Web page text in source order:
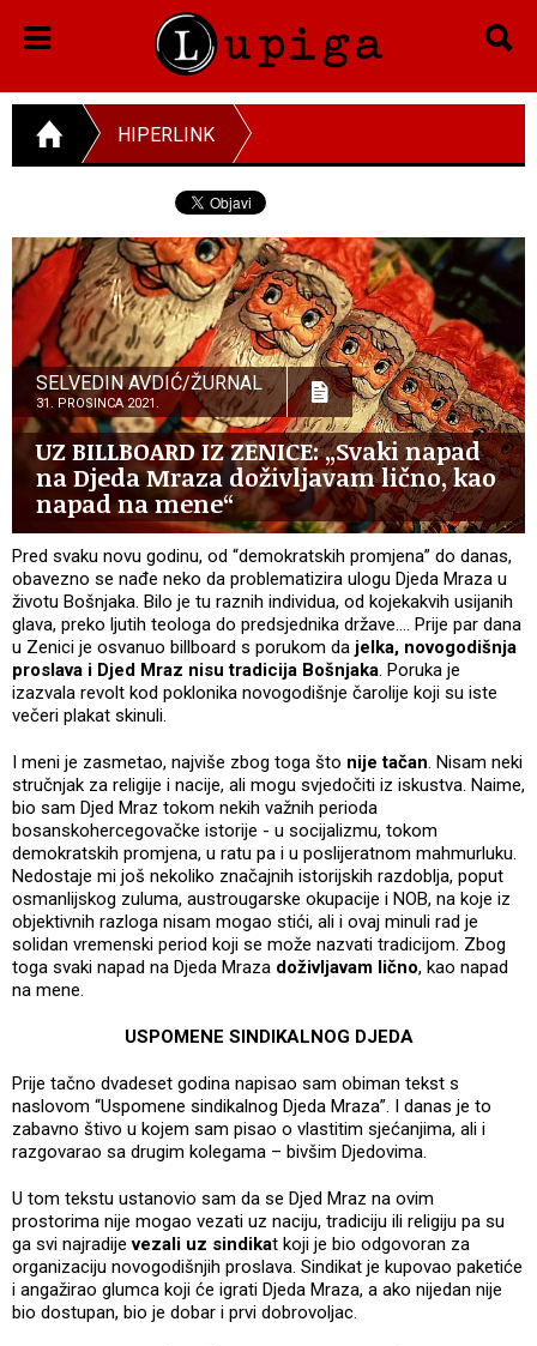
HIPERLINK
SELVEDIN AVDIĆ/ŽURNAL
31. PROSINCA 2021.
UZ BILLBOARD IZ ZENICE: „Svaki napad
na Djeda Mraza doživljavam lično, kao
napad na mene“
Pred svaku novu godinu, od “demokratskih promjena” do danas,
obavezno se nađe neko da problematizira ulogu Djeda Mraza u
životu Bošnjaka. Bilo je tu raznih individua, od kojekakvih usijanih
glava, preko ljutih teologa do predsjednika države.... Prije par dana
u Zenici je osvanuo billboard s porukom da jelka, novogodišnja
proslava i Djed Mraz nisu tradicija Bošnjaka. Poruka je
izazvala revolt kod poklonika novogodišnje čarolije koji su iste
večeri plakat skinuli.
I meni je zasmetao, najviše zbog toga što nije tačan. Nisam neki
stručnjak za religije i nacije, ali mogu svjedočiti iz iskustva. Naime,
bio sam Djed Mraz tokom nekih važnih perioda
bosanskohercegovačke istorije - u socijalizmu, tokom
demokratskih promjena, u ratu pa i u poslijeratnom mahmurluku.
Nedostaje mi još nekoliko značajnih istorijskih razdoblja, poput
osmanlijskog zuluma, austrougarske okupacije i NOB, na koje iz
objektivnih razloga nisam mogao stići, ali i ovaj minuli rad je
solidan vremenski period koji se može nazvati tradicijom. Zbog
toga svaki napad na Djeda Mraza doživljavam lično, kao napad
na mene.
USPOMENE SINDIKALNOG DJEDA
Prije tačno dvadeset godina napisao sam obiman tekst s
naslovom “Uspomene sindikalnog Djeda Mraza”. I danas je to
zabavno štivo u kojem sam pisao o vlastitim sjećanjima, ali i
razgovarao sa drugim kolegama – bivšim Djedovima.
U tom tekstu ustanovio sam da se Djed Mraz na ovim
prostorima nije mogao vezati uz naciju, tradiciju ili religiju pa su
ga svi najradijevezali uz sindikat koji je bio odgovoran za
organizaciju novogodišnjih proslava. Sindikat je kupovao paketiće
i angažirao glumca koji će igrati Djeda Mraza, a ako nijedan nije
bio dostupan, bio je dobar i prvi dobrovoljac.